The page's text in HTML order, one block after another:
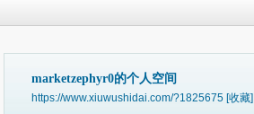
marketzephyr0的个人空间
https://www.xiuwushidai.com/?1825675 [收藏]